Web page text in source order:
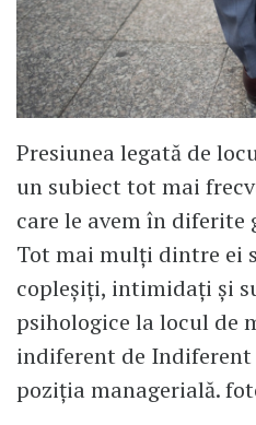
Presiunea legată de
un subiect tot mai
care le avem în
Tot mai mulți dintre ei
copleșiți, intimidați și
psihologice la locul de
indiferent de Indiferent
poziția managerială.